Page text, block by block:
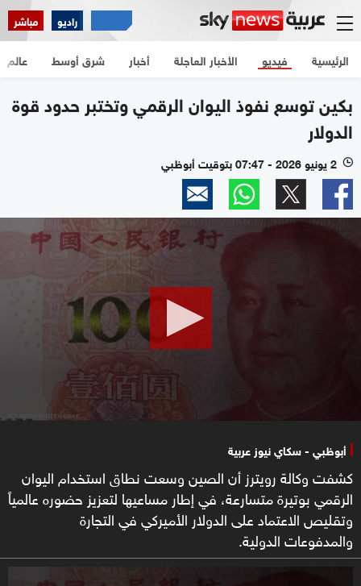
راديو مباشر
الرئيسية الأخبار العاجلة أخبار شرق أوسط عالم فيديو
بكين توسع نفوذ اليوان الرقمي وتختبر حدود قوة
الدولار
l 2 يونيو 2026 - 07:47 بتوقيت أبوظبي
seconds
أبوظبي - سكاي نيوز عربية
كشفت وكالة رويترز أن الصين وسعت نطاق استخدام اليوان
الرقمي بوتيرة متسارعة، في إطار مساعيها لتعزيز حضوره عالمياً
وتقليص الاعتماد على الدولار الأميركي في التجارة
والمدفوعات الدولية.